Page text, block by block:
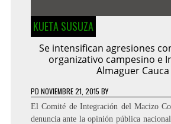
KUETA SUSUZA
Se intensifican agresiones
organizativo campesino e
Almaguer Cauca
PD NOVIEMBRE 21, 2015 BY
El Comité de Integración del Macizo
denuncia ante la opinión pública